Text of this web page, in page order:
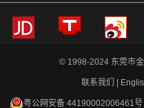
© 1998-2024 东莞市
联系我们 |
粤公网安备 44190002006461号